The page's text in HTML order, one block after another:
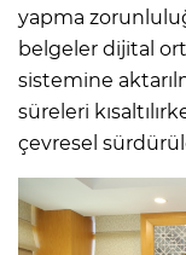
yapma
belgeler dijital
sistemine
süreleri
çevresel